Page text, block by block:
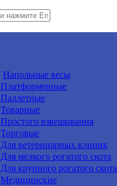
Напольные весы
Платформенные
Паллетные
Товарные
Простого взвешивания
Торговые
Для ветеринарных клиник
Для мелкого рогатого скота
Для крупного рогатого скота
Медицинские